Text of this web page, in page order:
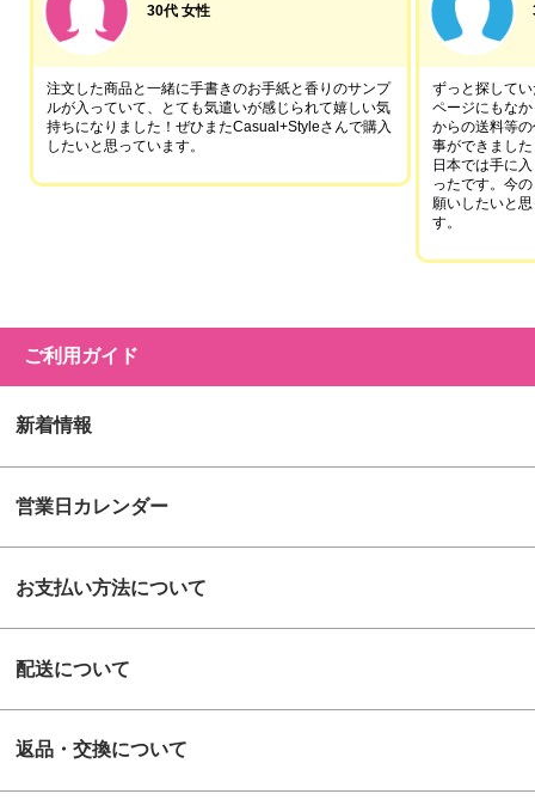
30代 女性
注文した商品と一緒に手書きのお手紙と香りのサンプ
ルが入っていて、とても気遣いが感じられて嬉しい気
持ちになりました！ぜひまたCasual+Styleさんで購入
したいと思っています。
ずっと探して
ページにもな
からの送料等
事ができました
日本では手に
ったです。今
願いしたいと
す。
ご利用ガイド
新着情報
営業日カレンダー
お支払い方法について
配送について
返品・交換について